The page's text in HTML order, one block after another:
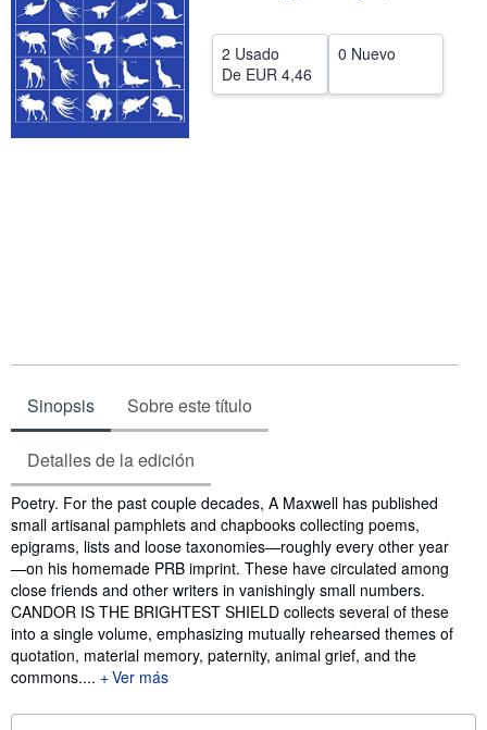
Ayuda
CERRAR
2 Usado
De EUR 4,46
0 Nuevo
Sinopsis Sobre este título
Detalles de la edición
Sinopsis
Poetry. For the past couple decades, A Maxwell has published
small artisanal pamphlets and chapbooks collecting poems,
epigrams, lists and loose taxonomies—roughly every other year
—on his homemade PRB imprint. These have circulated among
close friends and other writers in vanishingly small numbers.
CANDOR IS THE BRIGHTEST SHIELD collects several of these
into a single volume, emphasizing mutually rehearsed themes of
quotation, material memory, paternity, animal grief, and the
commons.... Ver más